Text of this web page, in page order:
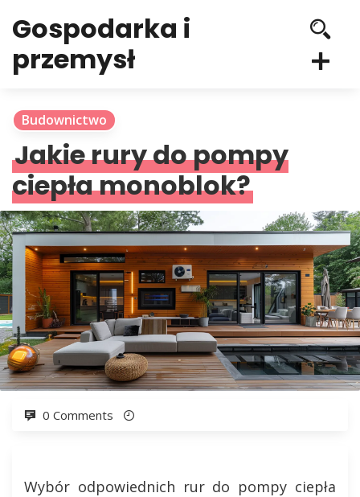
Gospodarka i
przemysł
Budownictwo
Jakie rury do pompy
ciepła monoblok?
0 Comments
Wybór odpowiednich rur do pompy ciepła